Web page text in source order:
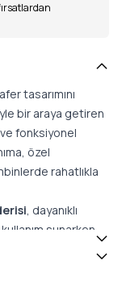
tasarımını
bir araya getiren
fonksiyonel
özel
rahatlıkla
, dayanıklı
sunarken,
İç kısmında yer